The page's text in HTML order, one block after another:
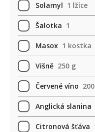
Solamyl 1 lžíce
Šalotka 1
Masox 1 kostka
Višně 250 g
Červené víno
Anglická slanina
Citronová šťáva